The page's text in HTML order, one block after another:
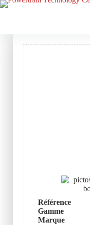
Référence
Gamme
Marque